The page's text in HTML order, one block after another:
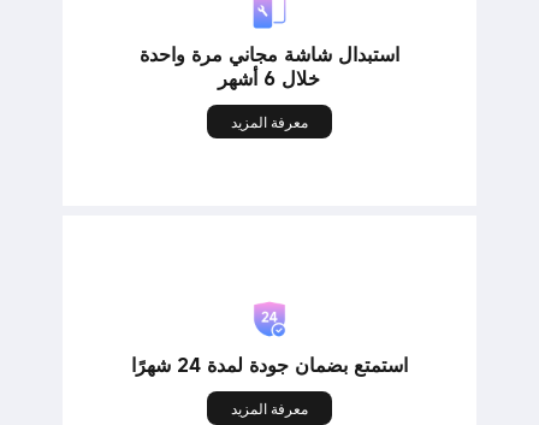
استبدال شاشة مجاني مرة واحدة
خلال 6 أشهر
معرفة المزيد
استمتع بضمان جودة لمدة 24 شهرًا
معرفة المزيد